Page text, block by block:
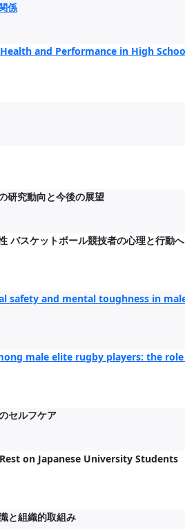
係
and Performance in High
研究動向と今後の展望
バスケットボール競技者の心理と行動
safety and mental toughness in
male elite rugby players: the
セルフケア
on Japanese University Students
と組織的取組み